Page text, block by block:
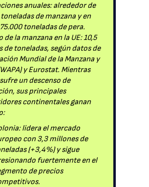
anuales: alrededor de
de manzana y en
toneladas de pera.
de la manzana en la UE: 10,5
de toneladas, según datos de
Mundial de la Manzana y
y Eurostat. Mientras
un descenso de
sus principales
continentales ganan
lidera el mercado
con 3,3 millones de
(+3,4%) y sigue
fuertemente en el
de precios